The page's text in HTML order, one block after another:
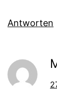
Antworten